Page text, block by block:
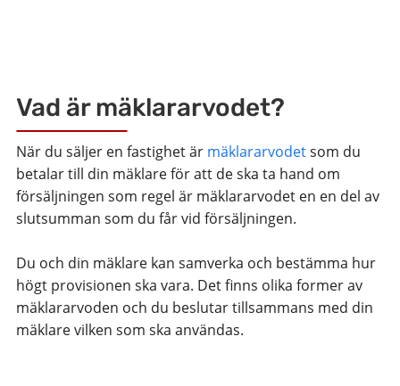
Vad är mäklararvodet?
När du säljer en fastighet är mäklararvodetsom du
betalar till din mäklare för att de ska ta hand om
försäljningen som regel är mäklararvodet en en del av
slutsumman som du får vid försäljningen.
Du och din mäklare kan samverka och bestämma hur
högt provisionen ska vara. Det finns olika former av
mäklararvoden och du beslutar tillsammans med din
mäklare vilken som ska användas.